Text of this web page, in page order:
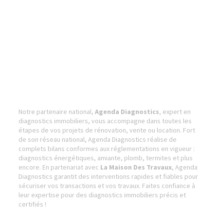
Notre partenaire national,Agenda Diagnostics, expert en
diagnostics immobiliers, vous accompagne dans toutes les
étapes de vos projets de rénovation, vente ou location. Fort
de son réseau national, Agenda Diagnostics réalise de
complets bilans conformes aux réglementations en vigueur :
diagnostics énergétiques, amiante, plomb, termites et plus
encore. En partenariat avec La Maison Des Travaux, Agenda
Diagnostics garantit des interventions rapides et fiables pour
sécuriser vos transactions et vos travaux. Faites confiance à
leur expertise pour des diagnostics immobiliers précis et
certifiés !